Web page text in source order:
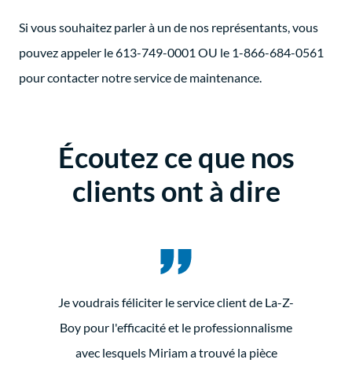
Si vous souhaitez parler à un de nos représentants, vous
pouvez appeler le 613-749-0001 OU le 1-866-684-0561
pour contacter notre service de maintenance.
Écoutez ce que nos
clients ont à dire
Je voudrais féliciter le service client de La-Z-
Boy pour l'efficacité et le professionnalisme
avec lesquels Miriam a trouvé la pièce